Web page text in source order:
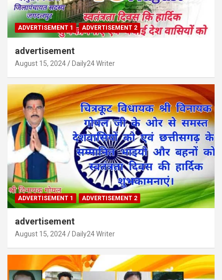
ADVERTISEMENT 1 ADVERTISEMENT 2
advertisement
August 15, 2024 Daily24 Writer
ADVERTISEMENT 1 ADVERTISEMENT 2
advertisement
August 15, 2024 Daily24 Writer